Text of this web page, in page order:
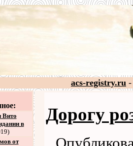
acs-registry.ru -
Вито
в
от
Дорогу